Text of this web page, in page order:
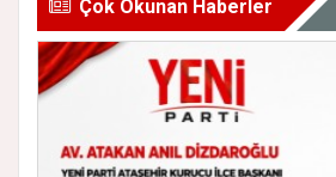
Çok Okunan Haberler